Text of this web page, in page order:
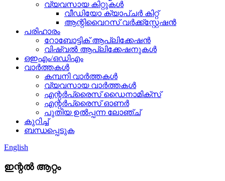
വ്യവസായ കിറ്റുകൾ
വീഡിയോ ക്യാപ്ചർ കിറ്റ്
ആന്റിവൈറസ് വർക്ക്സ്റ്റേഷൻ
പരിഹാരം
റോബോട്ടിക് ആപ്ലിക്കേഷൻ
വിഷ്വൽ ആപ്ലിക്കേഷനുകൾ
ഒഇഎം/ഒഡിഎം
വാർത്തകൾ
കമ്പനി വാർത്തകൾ
വ്യവസായ വാർത്തകൾ
എന്റർപ്രൈസ് ഡൈനാമിക്സ്
എന്റർപ്രൈസ് ഓണർ
പുതിയ ഉൽപ്പന്ന ലോഞ്ച്
കുറിച്ച്
ബന്ധപ്പെടുക
English
ഇന്റൽ ആറ്റം